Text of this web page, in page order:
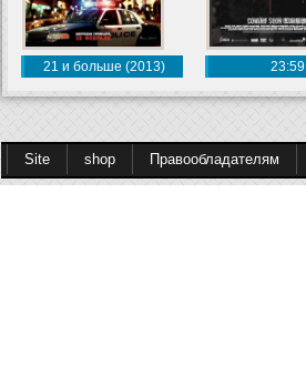
21 и больше (2013) 23:59
Site shop Правообладателям